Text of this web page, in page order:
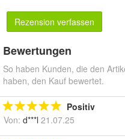
Rezension verfassen
Bewertungen
So haben Kunden, die den
haben, den Kauf bewertet.
Positiv
Von: d***l 21.07.25